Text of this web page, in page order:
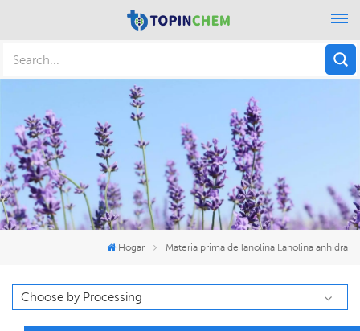
Hogar Materia prima de lanolina Lanolina anhidra